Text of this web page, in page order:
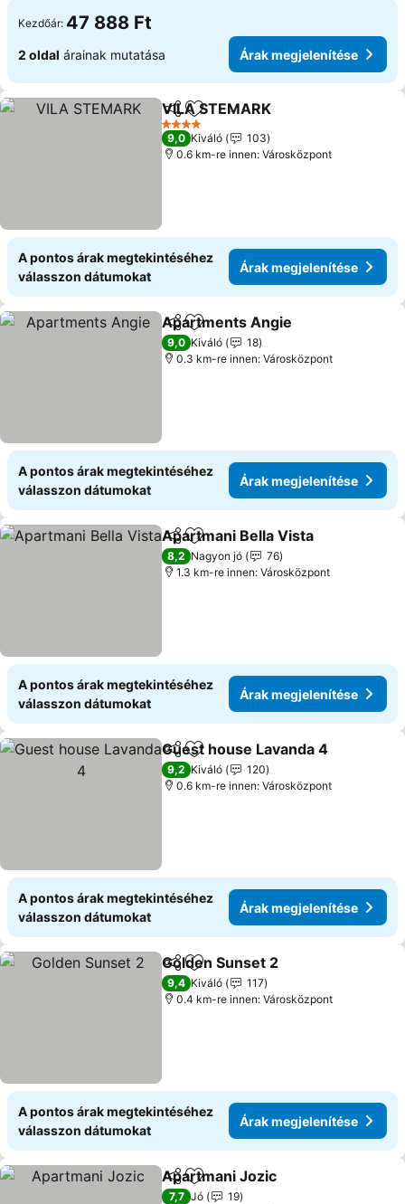
Kezdőár: 47 888 Ft
2 oldal árainak mutatása Árak megjelenítése
Megosztás
Hozzáadás a kedvencekhez
VILA STEMARK
4 Kategória
9,0 Kiváló
103
0.6 km-re innen: Városközpont
A pontos árak megtekintéséhez
válasszon dátumokat
Árak megjelenítése
Megosztás
Hozzáadás a kedvencekhez
Apartments Angie
9,0 Kiváló
18
0.3 km-re innen: Városközpont
A pontos árak megtekintéséhez
válasszon dátumokat
Árak megjelenítése
Megosztás
Hozzáadás a kedvencekhez
Apartmani Bella Vista
8,2 Nagyon jó
76
1.3 km-re innen: Városközpont
A pontos árak megtekintéséhez
válasszon dátumokat
Árak megjelenítése
Megosztás
Hozzáadás a kedvencekhez
Guest house Lavanda 4
9,2 Kiváló
120
0.6 km-re innen: Városközpont
A pontos árak megtekintéséhez
válasszon dátumokat
Árak megjelenítése
Megosztás
Hozzáadás a kedvencekhez
Golden Sunset 2
9,4 Kiváló
117
0.4 km-re innen: Városközpont
A pontos árak megtekintéséhez
válasszon dátumokat
Árak megjelenítése
Megosztás
Hozzáadás a kedvencekhez
Apartmani Jozic
7,7 Jó
19